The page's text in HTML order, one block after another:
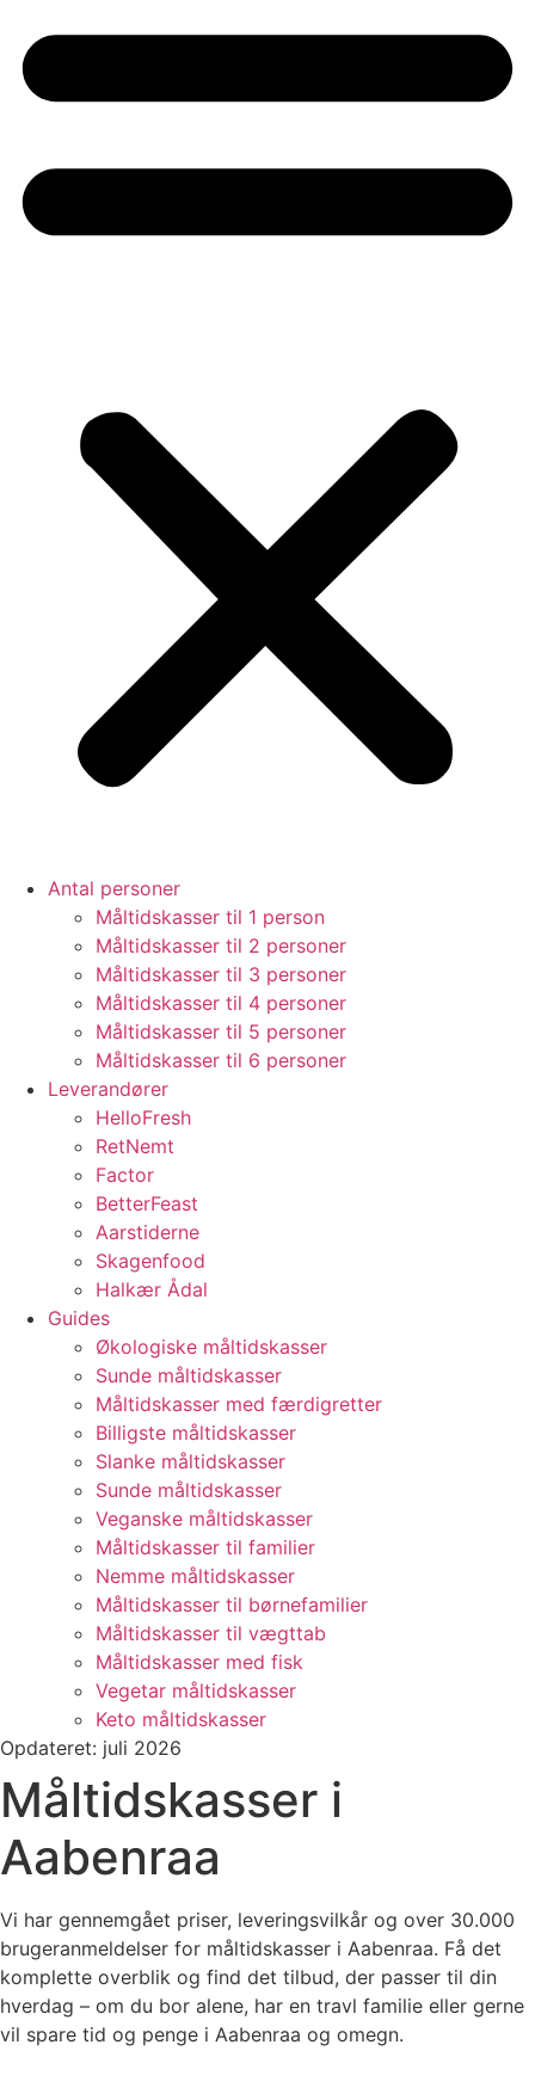
Antal personer
Måltidskasser til 1 person
Måltidskasser til 2 personer
Måltidskasser til 3 personer
Måltidskasser til 4 personer
Måltidskasser til 5 personer
Måltidskasser til 6 personer
Leverandører
HelloFresh
RetNemt
Factor
BetterFeast
Aarstiderne
Skagenfood
Halkær Ådal
Guides
Økologiske måltidskasser
Sunde måltidskasser
Måltidskasser med færdigretter
Billigste måltidskasser
Slanke måltidskasser
Sunde måltidskasser
Veganske måltidskasser
Måltidskasser til familier
Nemme måltidskasser
Måltidskasser til børnefamilier
Måltidskasser til vægttab
Måltidskasser med fisk
Vegetar måltidskasser
Keto måltidskasser
Opdateret: juli 2026
Måltidskasser i
Aabenraa
Vi har gennemgået priser, leveringsvilkår og over 30.000
brugeranmeldelser for måltidskasser i Aabenraa. Få det
komplette overblik og find det tilbud, der passer til din
hverdag – om du bor alene, har en travl familie eller gerne
vil spare tid og penge i Aabenraa og omegn.